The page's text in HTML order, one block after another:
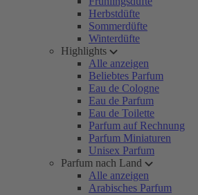
Herbstdüfte
Sommerdüfte
Winterdüfte
Highlights
Alle anzeigen
Beliebtes Parfum
Eau de Cologne
Eau de Parfum
Eau de Toilette
Parfum auf Rechnung
Parfum Miniaturen
Unisex Parfum
Parfum nach Land
Alle anzeigen
Arabisches Parfum